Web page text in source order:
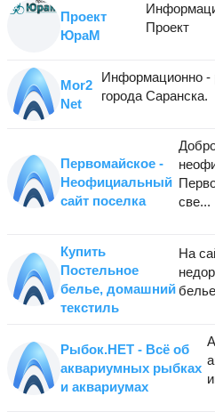
Проект
ЮраМ
Проект
Mor2
Net
Информационно -
города Саранска.
Первомайское -
Неофициальный
сайт поселка
све...
Купить
Постельное
белье, домашний
текстиль
На
Рыбок.НЕТ - Всё об
аквариумных рыбках
и аквариумах